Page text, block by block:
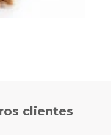
clientes